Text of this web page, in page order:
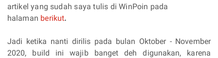
artikel yang sudah saya tulis di WinPoin pada
halaman berikut.
Jadi ketika nanti dirilis pada bulan Oktober - November
2020, build ini wajib banget deh digunakan, karena